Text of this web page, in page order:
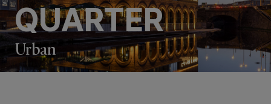
QUARTER
Urban